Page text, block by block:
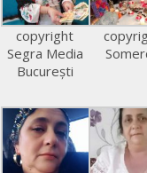
copyright
Segra Media
București